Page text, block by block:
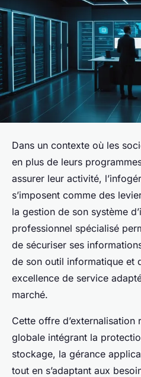
Dans un contexte où les
en plus de leurs
assurer leur activité,
s’imposent comme des
la gestion de son système
professionnel spécialisé
de sécuriser ses
de son outil informatique et
excellence de service
marché.
Cette offre
globale intégrant la
stockage, la gérance
tout en s’adaptant aux